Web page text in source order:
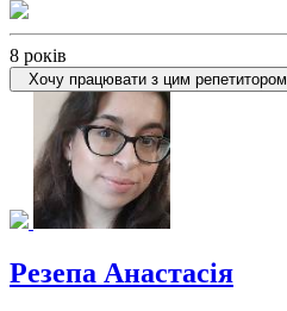
8 років
Хочу працювати з цим репетитором
Резепа Анастасія